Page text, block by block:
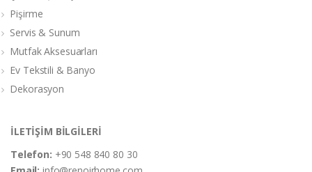
Pişirme
Servis & Sunum
Mutfak Aksesuarları
Ev Tekstili & Banyo
Dekorasyon
İLETİŞİM BİLGİLERİ
Telefon: +90 548 840 80 30